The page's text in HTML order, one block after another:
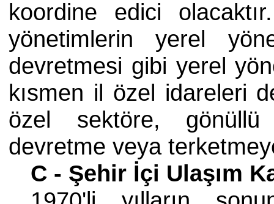
koordine edici
yönetimlerin yerel
devretmesi gibi yerel
kısmen il özel idareleri
özel sektöre,
devretme veya
C - Şehir İçi Ulaşım